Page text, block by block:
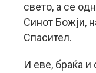
свето, а се
Синот Божји,
Спасител.
И еве, браќа и